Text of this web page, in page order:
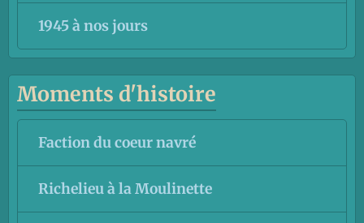
1945 à nos jours
Moments d'histoire
Faction du coeur navré
Richelieu à la Moulinette